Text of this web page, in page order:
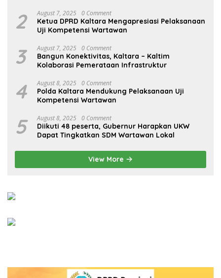
2 August 7, 2025 0 Comment
Ketua DPRD Kaltara Mengapresiasi Pelaksanaan
Uji Kompetensi Wartawan
3 August 7, 2025 0 Comment
Bangun Konektivitas, Kaltara – Kaltim
Kolaborasi Pemerataan Infrastruktur
4 August 8, 2025 0 Comment
Polda Kaltara Mendukung Pelaksanaan Uji
Kompetensi Wartawan
5 August 8, 2025 0 Comment
Diikuti 48 peserta, Gubernur Harapkan UKW
Dapat Tingkatkan SDM Wartawan Lokal
View More